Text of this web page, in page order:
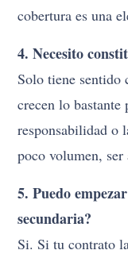
cobertura es una
4. Necesito
Solo tiene sentido
crecen lo bastante
responsabilidad o
poco volumen, ser
5. Puedo
secundaria?
Si. Si tu contrato